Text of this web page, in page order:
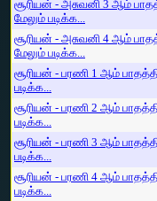
சூரியன் - அசுவனி 3 ஆம்
மேலும் படிக்க...
சூரியன் - அசுவனி 4 ஆம்
மேலும் படிக்க...
சூரியன் - பரணி 1 ஆம்
படிக்க...
சூரியன் - பரணி 2 ஆம்
படிக்க...
சூரியன் - பரணி 3 ஆம்
படிக்க...
சூரியன் - பரணி 4 ஆம்
படிக்க...